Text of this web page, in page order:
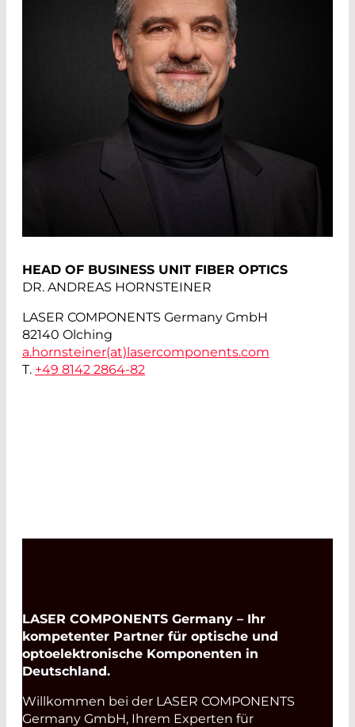
HEAD OF BUSINESS UNIT FIBER OPTICS
DR. ANDREAS HORNSTEINER
LASER COMPONENTS Germany GmbH
82140 Olching
a.hornsteiner(at)lasercomponents.com
T. +49 8142 2864-82
LASER COMPONENTS Germany – Ihr
kompetenter Partner für optische und
optoelektronische Komponenten in
Deutschland.
Willkommen bei der LASER COMPONENTS
Germany GmbH, Ihrem Experten für